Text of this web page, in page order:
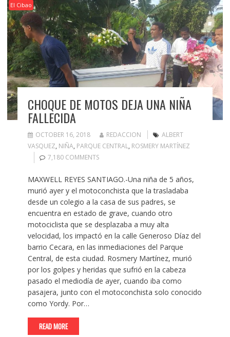
El Cibao
CHOQUE DE MOTOS DEJA UNA NIÑA
FALLECIDA
OCTOBER 16, 2018 REDACCION
ALBERT
VASQUEZ, NIÑA, PARQUE CENTRAL, ROSMERY MARTÍNEZ
7,180 COMMENTS
MAXWELL REYES SANTIAGO.-Una niña de 5 años,
murió ayer y el motoconchista que la trasladaba
desde un colegio a la casa de sus padres, se
encuentra en estado de grave, cuando otro
motociclista que se desplazaba a muy alta
velocidad, los impactó en la calle Generoso Díaz del
barrio Cecara, en las inmediaciones del Parque
Central, de esta ciudad. Rosmery Martínez, murió
por los golpes y heridas que sufrió en la cabeza
pasado el mediodía de ayer, cuando iba como
pasajera, junto con el motoconchista solo conocido
como Yordy. Por…
READ MORE